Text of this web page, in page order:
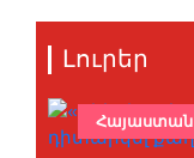
Լուրեր
Հայաստան